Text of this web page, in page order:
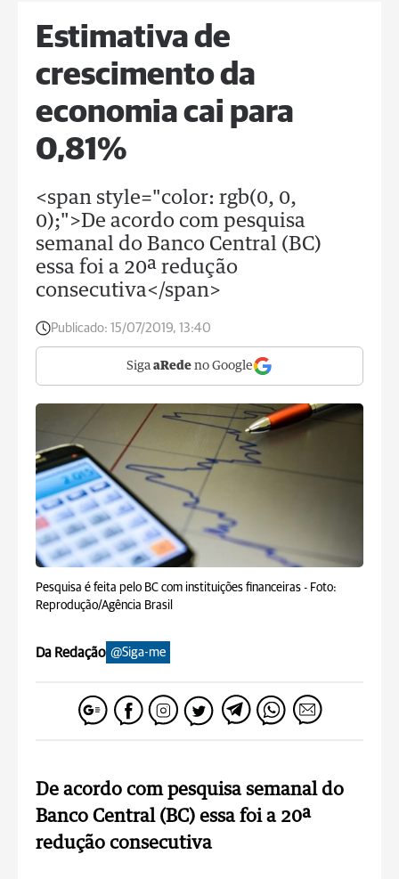
Estimativa de
crescimento da
economia cai para
0,81%
<span style="color: rgb(0, 0,
0);">De acordo com pesquisa
semanal do Banco Central (BC)
essa foi a 20ª redução
consecutiva</span>
Publicado: 15/07/2019, 13:40
Siga aRede no Google
Pesquisa é feita pelo BC com instituições financeiras - Foto:
Reprodução/Agência Brasil
Da Redação @Siga-me
De acordo com pesquisa semanal do
Banco Central (BC) essa foi a 20ª
redução consecutiva